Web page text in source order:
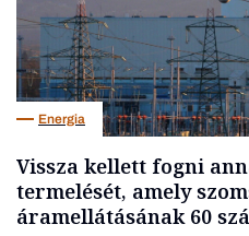
Energia
Vissza kellett fogni
termelését, amely
áramellátásának 60